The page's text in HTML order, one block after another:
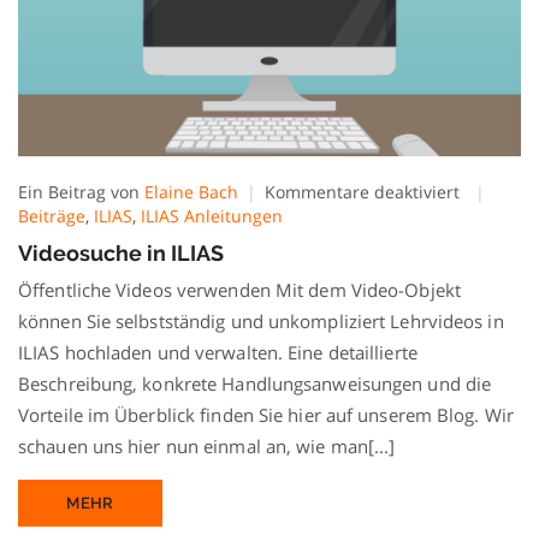
Ein Beitrag von Elaine Bach Kommentare deaktiviertfür
Beiträge, ILIAS, ILIAS Anleitungen
Videosuche in ILIAS
Öffentliche Videos verwenden Mit dem Video-Objekt
können Sie selbstständig und unkompliziert Lehrvideos in
ILIAS hochladen und verwalten. Eine detaillierte
Beschreibung, konkrete Handlungsanweisungen und die
Vorteile im Überblick finden Sie hier auf unserem Blog. Wir
schauen uns hier nun einmal an, wie man[...]
MEHR